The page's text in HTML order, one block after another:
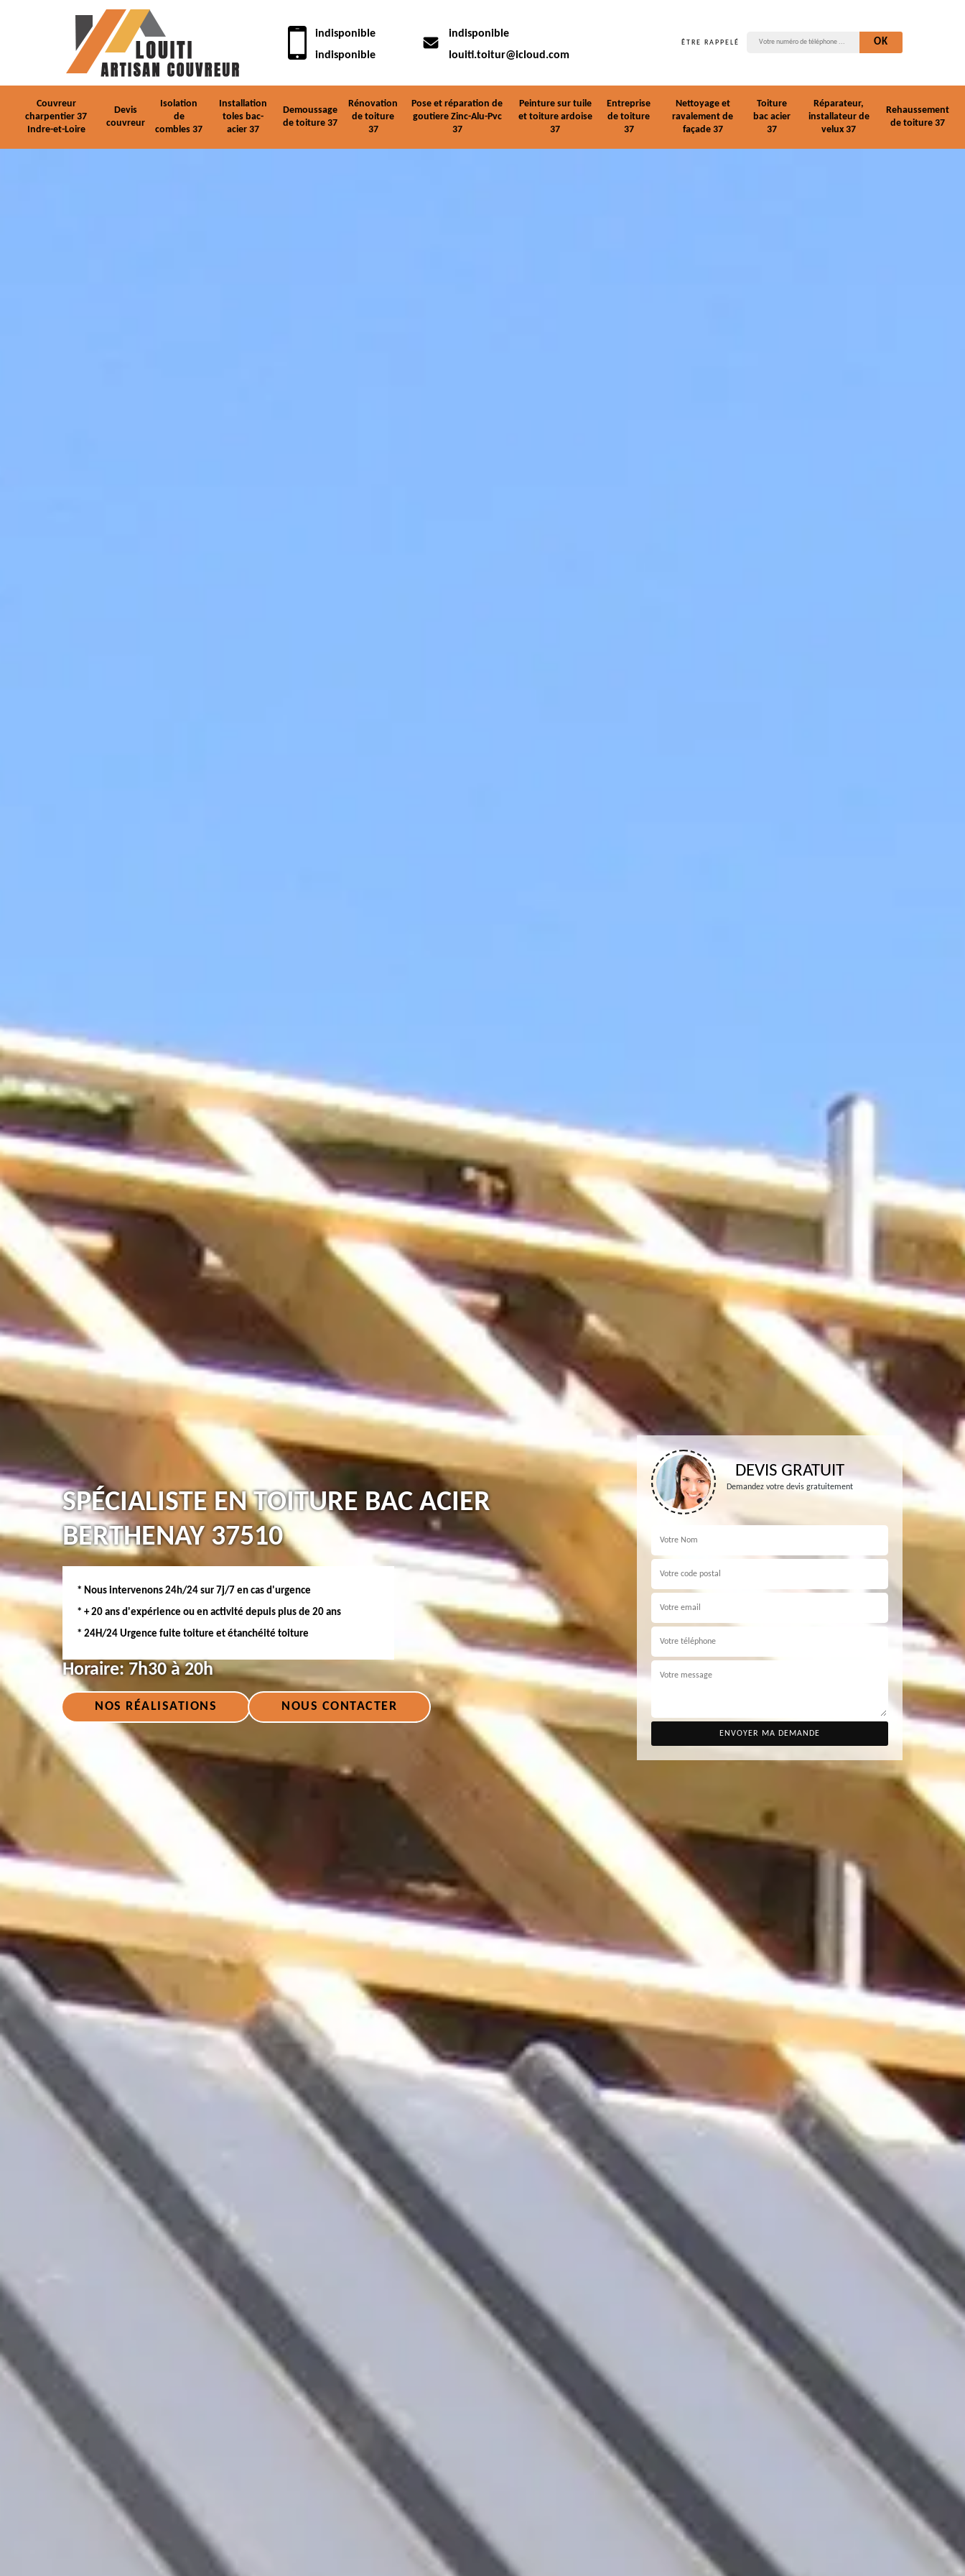
indisponible
indisponible
indisponible
louiti.toitur@icloud.com
ÊTRE RAPPELÉ
Couvreur
charpentier 37
Indre-et-Loire
Devis
couvreur
Isolation
de
combles 37
Installation
toles bac-
acier 37
Demoussage
de toiture 37
Rénovation
de toiture
37
Pose et réparation de
goutiere Zinc-Alu-Pvc
37
Peinture sur tuile
et toiture ardoise
37
Entreprise
de toiture
37
Nettoyage et
ravalement de
façade 37
Toiture
bac acier
37
Réparateur,
installateur de
velux 37
Rehaussement
de toiture 37
SPÉCIALISTE EN TOITURE BAC ACIER
BERTHENAY 37510
* Nous intervenons 24h/24 sur 7j/7 en cas d'urgence
* + 20 ans d'expérience ou en activité depuis plus de 20 ans
* 24H/24 Urgence fuite toiture et étanchéité toiture
Horaire:7h30 à 20h
NOS RÉALISATIONS NOUS CONTACTER
DEVIS GRATUIT
Demandez votre devis gratuitement